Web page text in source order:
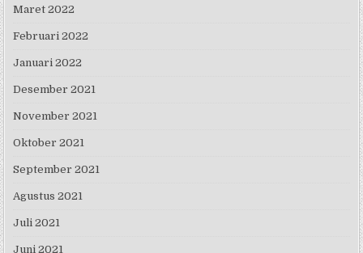
Maret 2022
Februari 2022
Januari 2022
Desember 2021
November 2021
Oktober 2021
September 2021
Agustus 2021
Juli 2021
Juni 2021